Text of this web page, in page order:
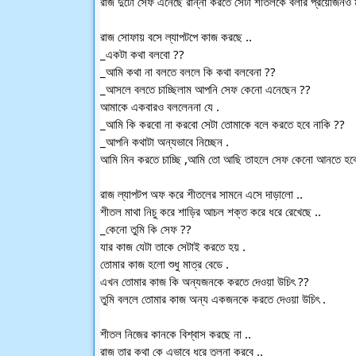
রাজ সোফায় বসে ল্যাপটপে কাজ করছে ..
_একটা কথা বলবো ??
_আমি কথা না বলতে বললে কি কথা বলবেনা ??
_আসলে বলতে চাচ্ছিলাম আপনি সেফ কেনো এনেছেন ??
আমাকে একবারও বললেননা যে .
_আমি কি করবো না করবো সেটা তোমাকে বলে করতে হবে নাকি ??
_আপনি কথাটা অন্যভাবে নিচ্ছেন .
আমি মিন করতে চাচ্ছি ,আমি তো আছি তাহলে সেফ কেনো আনতে
রাজ ল্যাপটপ অফ করে শীতলের সামনে এসে দাড়ালো ..
শীতল মাথা নিচু করে শাড়ির আচল শক্ত করে ধরে রেখেছে ..
_কেনো তুমি কি সেফ ??
যার কাজ যেটা তাকে সেটাই করতে হয় .
তোমার কাজ হলো শুধু মাত্র বেডে .
এখন তোমার কাজ কি অন্যজনকে করতে দেওয়া উচিৎ ??
তুমি বললে তোমার কাজ অন্য একজনকে করতে দেওয়া উচিৎ .
শীতল নিজের কানকে বিশ্বাস করছে না ..
রাজ তার কথা কে এভাবে ধরে তুলনা করবে ..